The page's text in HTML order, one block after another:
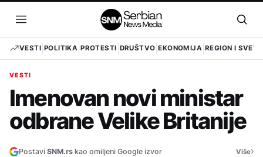
sadržaj
Otvori
meni
VESTI POLITIKA PROTESTI DRUŠTVO EKONOMIJA REGION I SVET
VESTI
Imenovan novi ministar
odbrane Velike Britanije
Postavi SNM.rs kao omiljeni Google izvor Više›